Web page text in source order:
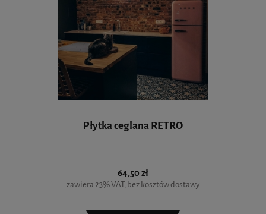
Płytka ceglana RETRO
64,50 zł
zawiera 23% VAT, bez kosztów dostawy